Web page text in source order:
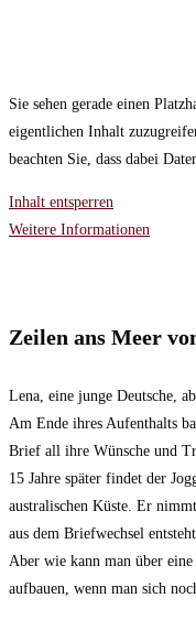
Sie sehen gerade einen
eigentlichen Inhalt
beachten Sie, dass dabei
Inhalt entsperren
Weitere Informationen
Zeilen ans Meer
Lena, eine junge Deutsche,
Am Ende ihres Aufenthalts
Brief all ihre Wünsche und
15 Jahre später findet der
australischen Küste. Er
aus dem Briefwechsel
Aber wie kann man über
aufbauen, wenn man sich